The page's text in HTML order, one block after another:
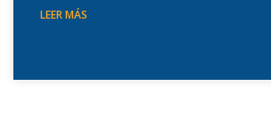
LEER MÁS